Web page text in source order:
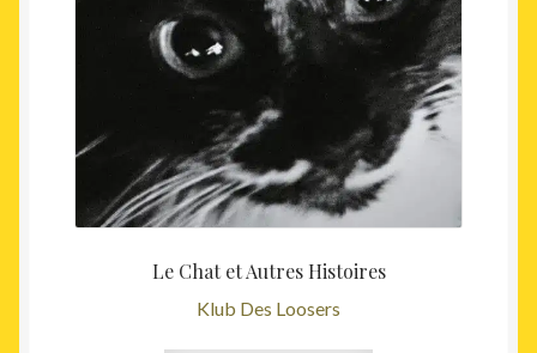
Le Chat et Autres Histoires
Klub Des Loosers